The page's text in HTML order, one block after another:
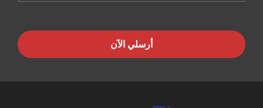
أرسلي الآن